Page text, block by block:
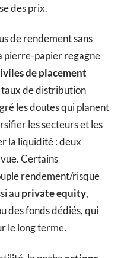
des prix.
de rendement sans
pierre-papier regagne
de placement
de distribution
les doutes qui planent
les secteurs et les
la liquidité : deux
Certains
rendement/risque
auprivate equity,
des fonds dédiés, qui
le long terme.